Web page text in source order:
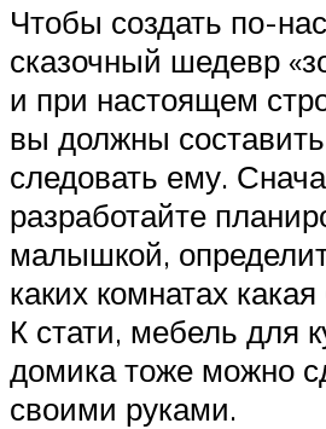
Чтобы создать по-
сказочный шедевр
и при настоящем
вы должны
следовать ему.
разработайте
малышкой,
каких комнатах
К стати, мебель для
домика тоже можно
своими руками.